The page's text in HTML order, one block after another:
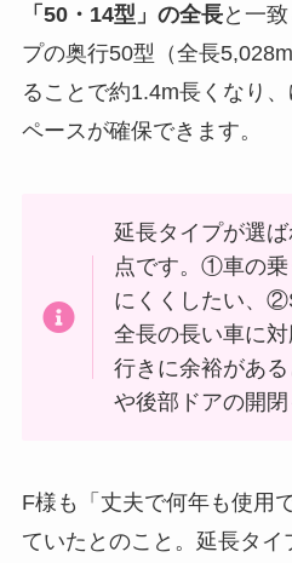
「50・14型」の全長と一
プの奥行50型（全長
ることで約1.4m長くなり
ペースが確保できます。
延長タイプが選
点です。①車の
にくくしたい、
全長の長い車に
行きに余裕があ
や後部ドアの開閉
F様も「丈夫で何年も使用
ていたとのこと。延長タ